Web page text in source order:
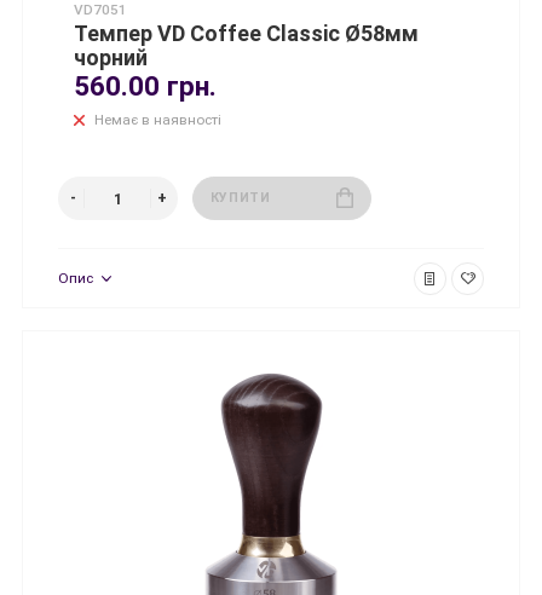
VD7051
Темпер VD Coffee Classic Ø58мм
чорний
560.00 грн.
Немає в наявності
КУПИТИ
Опис